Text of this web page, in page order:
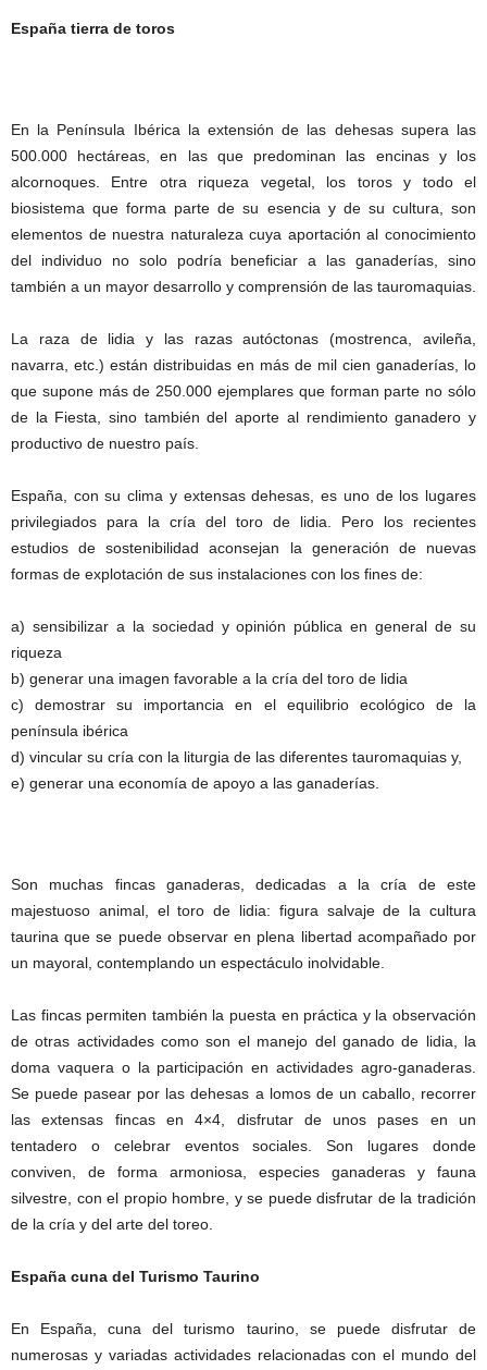
España tierra de toros
En la Península Ibérica la extensión de las dehesas supera las
500.000 hectáreas, en las que predominan las encinas y los
alcornoques. Entre otra riqueza vegetal, los toros y todo el
biosistema que forma parte de su esencia y de su cultura, son
elementos de nuestra naturaleza cuya aportación al conocimiento
del individuo no solo podría beneficiar a las ganaderías, sino
también a un mayor desarrollo y comprensión de las tauromaquias.
La raza de lidia y las razas autóctonas (mostrenca, avileña,
navarra, etc.) están distribuidas en más de mil cien ganaderías, lo
que supone más de 250.000 ejemplares que forman parte no sólo
de la Fiesta, sino también del aporte al rendimiento ganadero y
productivo de nuestro país.
España, con su clima y extensas dehesas, es uno de los lugares
privilegiados para la cría del toro de lidia. Pero los recientes
estudios de sostenibilidad aconsejan la generación de nuevas
formas de explotación de sus instalaciones con los fines de:
a) sensibilizar a la sociedad y opinión pública en general de su
riqueza
b) generar una imagen favorable a la cría del toro de lidia
c) demostrar su importancia en el equilibrio ecológico de la
península ibérica
d) vincular su cría con la liturgia de las diferentes tauromaquias y,
e) generar una economía de apoyo a las ganaderías.
Son muchas fincas ganaderas, dedicadas a la cría de este
majestuoso animal, el toro de lidia: figura salvaje de la cultura
taurina que se puede observar en plena libertad acompañado por
un mayoral, contemplando un espectáculo inolvidable.
Las fincas permiten también la puesta en práctica y la observación
de otras actividades como son el manejo del ganado de lidia, la
doma vaquera o la participación en actividades agro-ganaderas.
Se puede pasear por las dehesas a lomos de un caballo, recorrer
las extensas fincas en 4×4, disfrutar de unos pases en un
tentadero o celebrar eventos sociales. Son lugares donde
conviven, de forma armoniosa, especies ganaderas y fauna
silvestre, con el propio hombre, y se puede disfrutar de la tradición
de la cría y del arte del toreo.
España cuna del Turismo Taurino
En España, cuna del turismo taurino, se puede disfrutar de
numerosas y variadas actividades relacionadas con el mundo del